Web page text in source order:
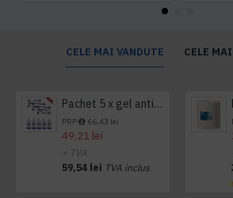
CELE MAI VANDUTE CELE
Pachet 5 x gel antibacterian 50ml si 3 x Servetele antibacteriene 48 buc Hygienium
PRP 66,43 lei
49,21 lei
+ TVA
59,54 lei TVA inclus